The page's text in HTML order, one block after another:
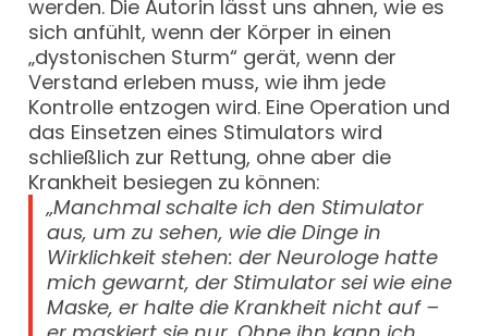
werden. Die Autorin lässt uns ahnen, wie es
sich anfühlt, wenn der Körper in einen
„dystonischen Sturm“ gerät, wenn der
Verstand erleben muss, wie ihm jede
Kontrolle entzogen wird. Eine Operation und
das Einsetzen eines Stimulators wird
schließlich zur Rettung, ohne aber die
Krankheit besiegen zu können:
„Manchmal schalte ich den Stimulator
aus, um zu sehen, wie die Dinge in
Wirklichkeit stehen: der Neurologe hatte
mich gewarnt, der Stimulator sei wie eine
Maske, er halte die Krankheit nicht auf –